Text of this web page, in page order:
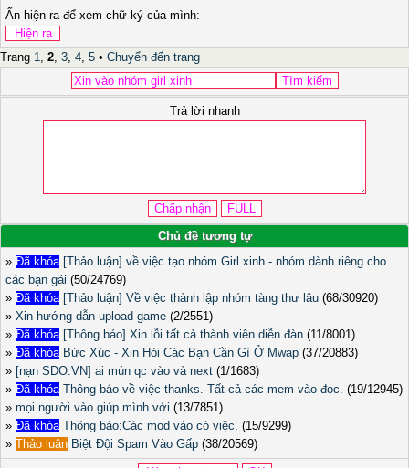
Ấn hiện ra để xem chữ ký của mình:
Trang 1, 2, 3, 4, 5 • Chuyển đến trang
Trả lời nhanh
Chủ đề tương tự
» Đã khóa [Thảo luận] về việc tạo nhóm Girl xinh - nhóm dành riêng cho
các bạn gái (50/24769)
» Đã khóa [Thảo luận] Về việc thành lập nhóm tàng thư lâu (68/30920)
» Xin hướng dẫn upload game (2/2551)
» Đã khóa [Thông báo] Xin lỗi tất cả thành viên diễn đàn (11/8001)
» Đã khóa Bức Xúc - Xin Hỏi Các Bạn Cần Gì Ở Mwap (37/20883)
» [nạn SDO.VN] ai mún qc vào và next (1/1683)
» Đã khóa Thông báo về việc thanks. Tất cả các mem vào đọc. (19/12945)
» mọi người vào giúp mình với (13/7851)
» Đã khóa Thông báo:Các mod vào có việc. (15/9299)
» Thảo luận Biệt Đội Spam Vào Gấp (38/20569)